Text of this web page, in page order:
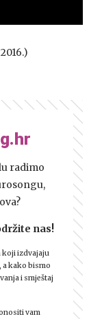
radimo
nas!
koji izdvajaju
a kako bismo
i smještaj
vam